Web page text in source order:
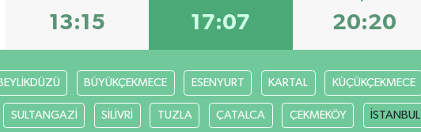
13:15 17:07 20:20
BÜYÜKÇEKMECE ESENYURT KARTAL KÜÇÜKÇEKMECE
SULTANGAZİ SİLİVRİ TUZLA ÇATALCA ÇEKMEKÖY İSTANBUL